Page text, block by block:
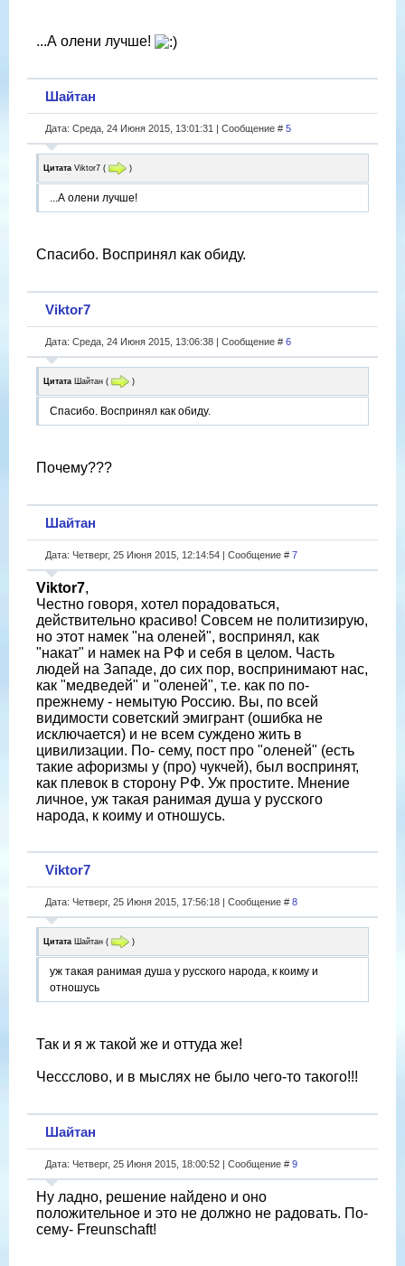
...А олени лучше!
Шайтан
Дата: Среда, 24 Июня 2015, 13:01:31 | Сообщение # 5
Цитата Viktor7 ( )
...А олени лучше!
Спасибо. Воспринял как обиду.
Viktor7
Дата: Среда, 24 Июня 2015, 13:06:38 | Сообщение # 6
Цитата Шайтан ( )
Спасибо. Воспринял как обиду.
Почему???
Шайтан
Дата: Четверг, 25 Июня 2015, 12:14:54 | Сообщение # 7
Viktor7,
Честно говоря, хотел порадоваться,
действительно красиво! Совсем не политизирую,
но этот намек "на оленей", воспринял, как
"накат" и намек на РФ и себя в целом. Часть
людей на Западе, до сих пор, воспринимают нас,
как "медведей" и "оленей", т.е. как по по-
прежнему - немытую Россию. Вы, по всей
видимости советский эмигрант (ошибка не
исключается) и не всем суждено жить в
цивилизации. По- сему, пост про "оленей" (есть
такие афоризмы у (про) чукчей), был воспринят,
как плевок в сторону РФ. Уж простите. Мнение
личное, уж такая ранимая душа у русского
народа, к коиму и отношусь.
Viktor7
Дата: Четверг, 25 Июня 2015, 17:56:18 | Сообщение # 8
Цитата Шайтан ( )
уж такая ранимая душа у русского народа, к коиму и
отношусь
Так и я ж такой же и оттуда же!
Чессслово, и в мыслях не было чего-то такого!!!
Шайтан
Дата: Четверг, 25 Июня 2015, 18:00:52 | Сообщение # 9
Ну ладно, решение найдено и оно
положительное и это не должно не радовать. По-
сему- Freunschaft!